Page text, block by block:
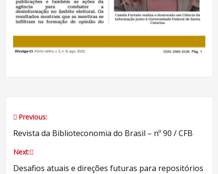
Navegação
de
Post
Previous:
Revista da Biblioteconomia do Brasil – nº 90 / CFB
Next:
Desafios atuais e direções futuras para repositórios